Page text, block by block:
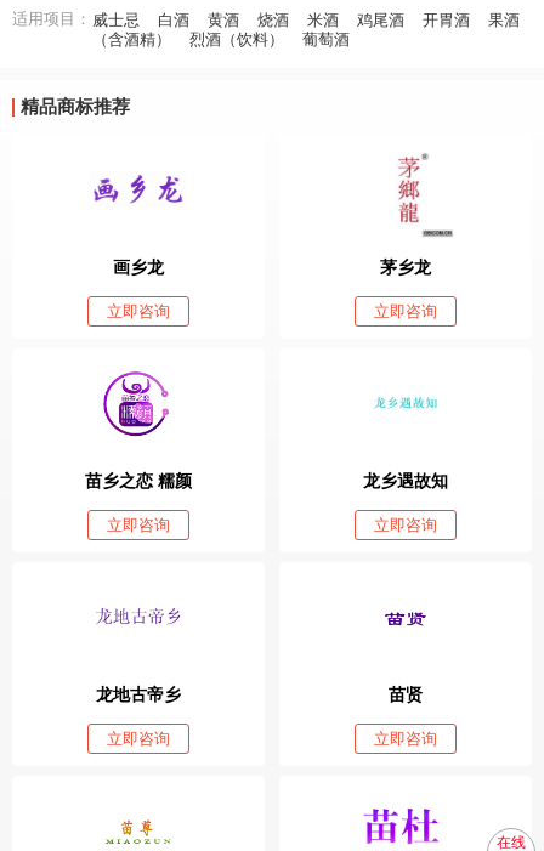
适用项目： 威士忌 白酒 黄酒 烧酒 米酒 鸡尾酒 开胃酒
果酒
（含酒精）
烈酒（饮料） 葡萄酒
精品商标推荐
画乡龙
立即咨询
茅乡龙
立即咨询
苗乡之恋 糯颜
立即咨询
龙乡遇故知
立即咨询
龙地古帝乡
立即咨询
苗贤
立即咨询
在线